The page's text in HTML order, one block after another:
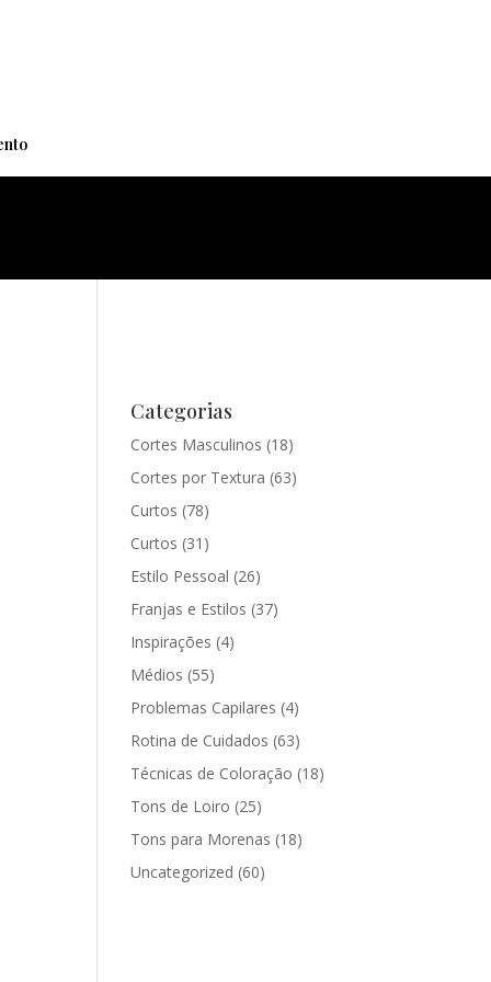
Categorias
Cortes Masculinos (18)
Cortes por Textura (63)
Curtos (78)
Curtos (31)
Estilo Pessoal (26)
Franjas e Estilos (37)
Inspirações (4)
Médios (55)
Problemas Capilares (4)
Rotina de Cuidados (63)
Técnicas de Coloração (18)
Tons de Loiro (25)
Tons para Morenas (18)
Uncategorized (60)